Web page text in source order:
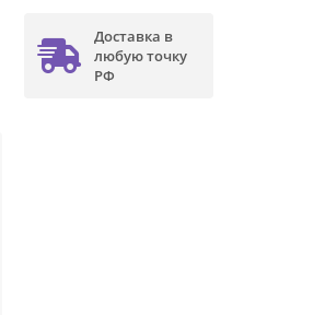
Доставка в
любую точку
РФ